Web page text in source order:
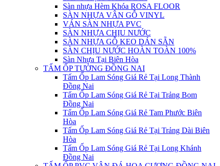
Sàn nhựa Hèm Khóa ROSA FLOOR
SÀN NHỰA VÂN GỖ VINYL
VÁN SÀN NHỰA PVC
SÀN NHỰA CHỊU NƯỚC
SÀN NHỰA GỖ KEO DÁN SẴN
SÀN CHỊU NƯỚC HOÀN TOÀN 100%
Sàn Nhựa Tại Biên Hòa
TẤM ỐP TƯỜNG ĐỒNG NAI
Tấm Ốp Lam Sóng Giá Rẻ Tại Long Thành
Đồng Nai
Tấm Ốp Lam Sóng Giá Rẻ Tại Trảng Bom
Đồng Nai
Tấm Ốp Lam Sóng Giá Rẻ Tam Phước Biên
Hòa
Tấm Ốp Lam Sóng Giá Rẻ Tại Trảng Dài Biên
Hòa
Tấm Ốp Lam Sóng Giá Rẻ Tại Long Khánh
Đồng Nai